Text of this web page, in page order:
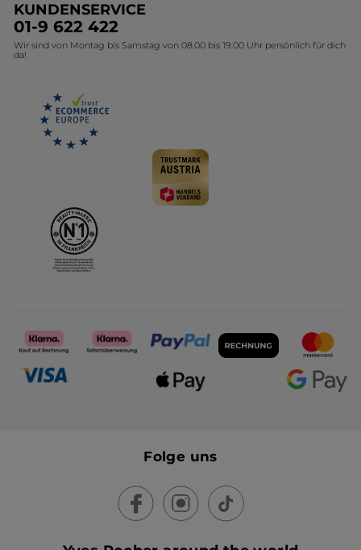
Geschenkideen Yves Rocher
Kollektion Monoi Yves Rocher
Umweltstiftung YR
Affiliate Programm
KUNDENSERVICE
01-9 622 422
Wir sind von Montag bis Samstag von 08.00 bis 19.00 Uhr persönlich für dich
da!
Folge uns